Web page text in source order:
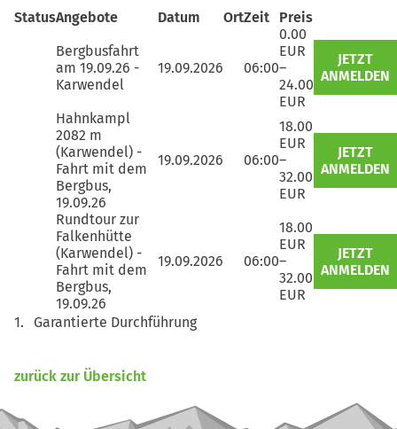
StatusAngebote Datum OrtZeit
Preis
Bergbusfahrt
am 19.09.26 -
Karwendel
19.09.2026 06:00
0.00
EUR
–
24.00
EUR
JETZT
ANMELDEN
Hahnkampl
2082 m
(Karwendel) -
Fahrt mit dem
Bergbus,
19.09.26
19.09.2026 06:00
18.00
EUR
–
32.00
EUR
JETZT
ANMELDEN
Rundtour zur
Falkenhütte
(Karwendel) -
Fahrt mit dem
Bergbus,
19.09.26
19.09.2026 06:00
18.00
EUR
–
32.00
EUR
JETZT
ANMELDEN
Garantierte Durchführung
zurück zur Übersicht